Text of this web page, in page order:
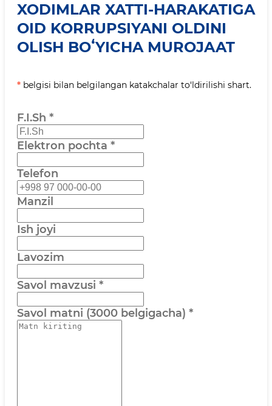
XODIMLAR XATTI-HARAKATIGA
OID KORRUPSIYANI OLDINI
OLISH BOʻYICHA MUROJAAT
* belgisi bilan belgilangan katakchalar to‘ldirilishi shart.
F.I.Sh *
Elektron pochta *
Telefon
Manzil
Ish joyi
Lavozim
Savol mavzusi *
Savol matni (3000 belgigacha) *